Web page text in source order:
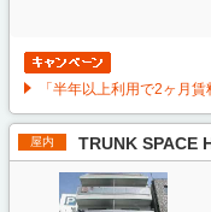
「半年以上利用で2ヶ月
屋内 TRUNK SPACE